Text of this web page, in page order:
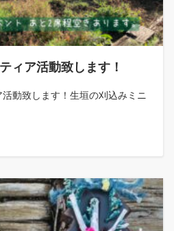
ィア活動致します！
動致します！生垣の刈込みミニ